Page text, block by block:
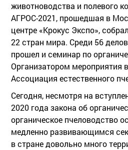
животноводства и полевого
АГРОС-2021, прошедшая в
центре «Крокус Экспо»,
22 стран мира. Среди 56
прошел и семинар по
Организатором мероприятия
Ассоциация естественного
Сегодня, несмотря на
2020 года закона об
органическое пчеловодство
медленно развивающимся
в стране довольно много